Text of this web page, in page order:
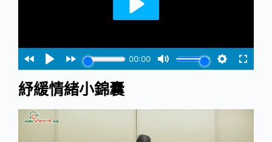
紓緩情緒小錦囊